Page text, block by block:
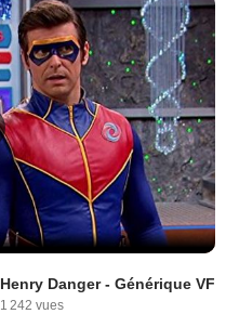
Henry Danger - Générique VF
1 242 vues